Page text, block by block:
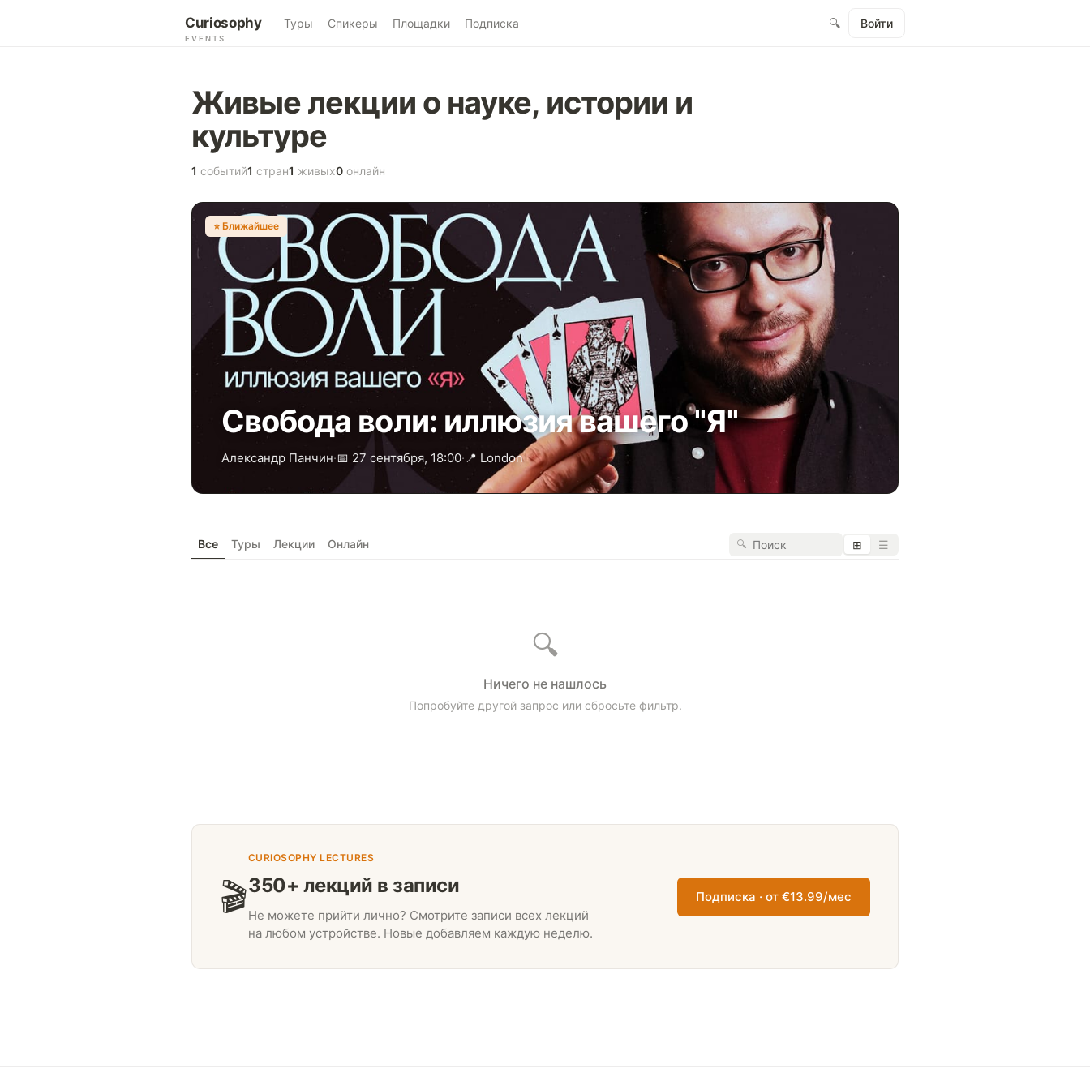
Curiosophy
EVENTS
Туры Спикеры Площадки Подписка 🔍 Войти
Живые лекции о науке, истории и
культуре
1 событий1 стран1 живых0 онлайн
⭐️ Ближайшее
Свобода воли: иллюзия вашего "Я"
Александр Панчин·📅 27 сентября, 18:00·📍 London
Все Туры Лекции Онлайн 🔍 ⊞ ☰
🔍
Ничего не нашлось
Попробуйте другой запрос или сбросьте фильтр.
🎬
CURIOSOPHY LECTURES
350+ лекций в записи
Не можете прийти лично? Смотрите записи всех лекций
на любом устройстве. Новые добавляем каждую неделю.
Подписка · от €13.99/мес